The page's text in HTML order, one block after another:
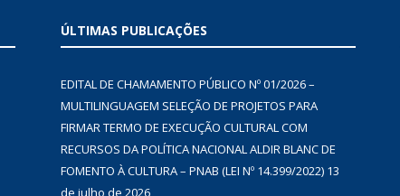
ÚLTIMAS PUBLICAÇÕES
EDITAL DE CHAMAMENTO PÚBLICO Nº 01/2026 –
MULTILINGUAGEM SELEÇÃO DE PROJETOS PARA
FIRMAR TERMO DE EXECUÇÃO CULTURAL COM
RECURSOS DA POLÍTICA NACIONAL ALDIR BLANC DE
FOMENTO À CULTURA – PNAB (LEI Nº 14.399/2022) 13
de julho de 2026